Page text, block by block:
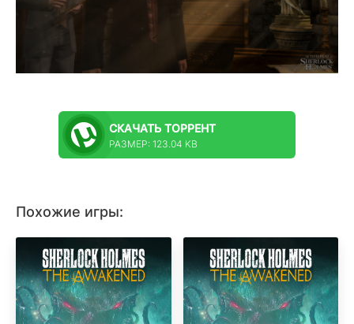
СКАЧАТЬ ТОРРЕНТ
РАЗМЕР: 123.04 KB
Похожие игры: